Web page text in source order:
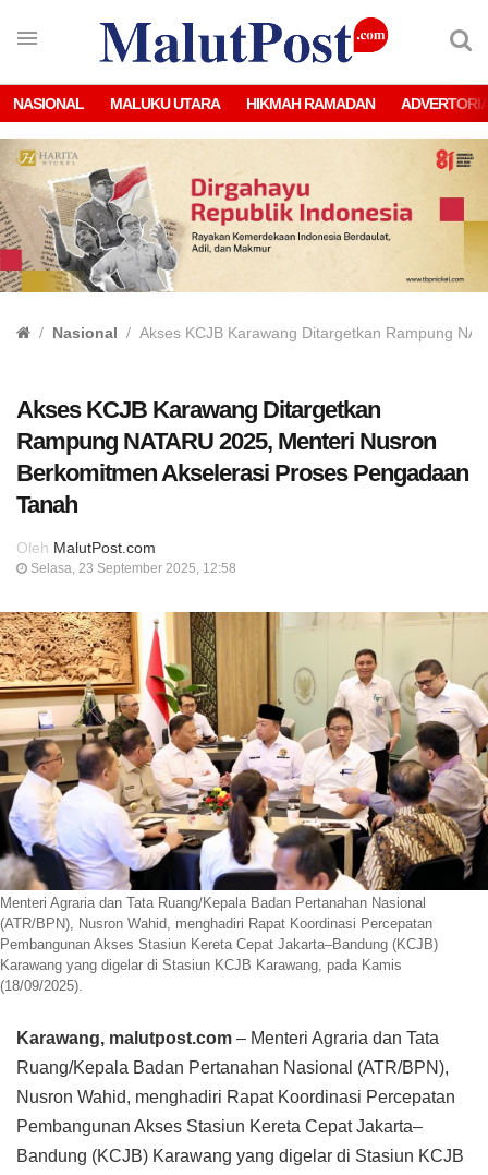
NASIONAL MALUKU UTARA HIKMAH RAMADAN
Nasional Akses KCJB Karawang Ditargetkan Rampung
Akses KCJB Karawang Ditargetkan
Rampung NATARU 2025, Menteri Nusron
Berkomitmen Akselerasi Proses Pengadaan
Tanah
Oleh MalutPost.com
Selasa, 23 September 2025, 12:58
Menteri Agraria dan Tata Ruang/Kepala Badan Pertanahan Nasional
(ATR/BPN), Nusron Wahid, menghadiri Rapat Koordinasi Percepatan
Pembangunan Akses Stasiun Kereta Cepat Jakarta–Bandung (KCJB)
Karawang yang digelar di Stasiun KCJB Karawang, pada Kamis
(18/09/2025).
Karawang, malutpost.com – Menteri Agraria dan Tata
Ruang/Kepala Badan Pertanahan Nasional (ATR/BPN),
Nusron Wahid, menghadiri Rapat Koordinasi Percepatan
Pembangunan Akses Stasiun Kereta Cepat Jakarta–
Bandung (KCJB) Karawang yang digelar di Stasiun KCJB